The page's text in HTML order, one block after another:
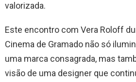
valorizada.
Este encontro com Vera Roloff
Cinema de Gramado não só
uma marca consagrada, mas
visão de uma designer que